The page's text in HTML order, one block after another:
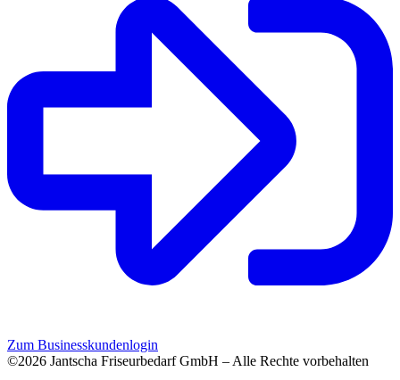
Zum Businesskundenlogin
©2026 Jantscha Friseurbedarf GmbH – Alle Rechte vorbehalten